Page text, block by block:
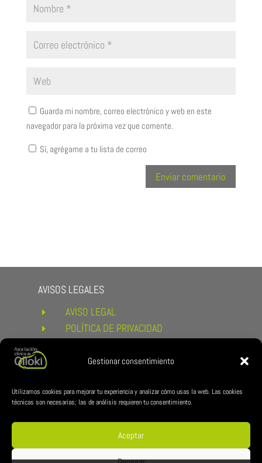
Gestionar consentimiento
Utilizamos cookies para mejorar tu experiencia y analizar cómo usas la web. Las cookies
técnicas son necesarias; las de análisis requieren tu consentimiento.
Aceptar
Guarda mi nombre, correo electrónico y web en este
navegador para la próxima vez que comente.
Sí, agrégame a tu lista de correo
AVISOS LEGALES
E AVISO LEGAL
E POLÍTICA DE PRIVACIDAD
E CONDICIONES DE COMPRA Y
ENLACES DE INTERÉS
AYUNTAMIENTO DE ESTERIBAR
ZUBILAN